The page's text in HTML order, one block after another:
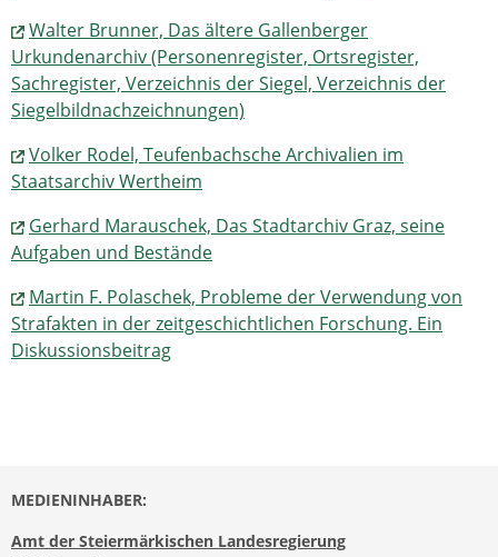
Walter Brunner, Das ältere Gallenberger
Urkundenarchiv (Personenregister, Ortsregister,
Sachregister, Verzeichnis der Siegel, Verzeichnis der
Siegelbildnachzeichnungen)
Volker Rodel, Teufenbachsche Archivalien im
Staatsarchiv Wertheim
Gerhard Marauschek, Das Stadtarchiv Graz, seine
Aufgaben und Bestände
Martin F. Polaschek, Probleme der Verwendung von
Strafakten in der zeitgeschichtlichen Forschung. Ein
Diskussionsbeitrag
MEDIENINHABER:
Amt der Steiermärkischen Landesregierung